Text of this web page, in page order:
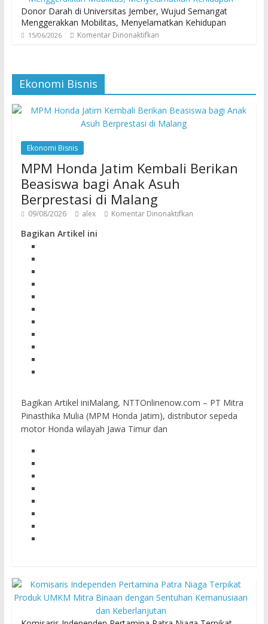
Donor Darah di Universitas Jember, Wujud Semangat
Menggerakkan Mobilitas, Menyelamatkan Kehidupan
15/06/2026 Komentar Dinonaktifkan
Ekonomi Bisnis
Ekonomi Bisnis
MPM Honda Jatim Kembali Berikan
Beasiswa bagi Anak Asuh
Berprestasi di Malang
09/08/2026 alex Komentar Dinonaktifkan
Bagikan Artikel ini
Bagikan Artikel iniMalang, NTTOnlinenow.com – PT Mitra
Pinasthika Mulia (MPM Honda Jatim), distributor sepeda
motor Honda wilayah Jawa Timur dan